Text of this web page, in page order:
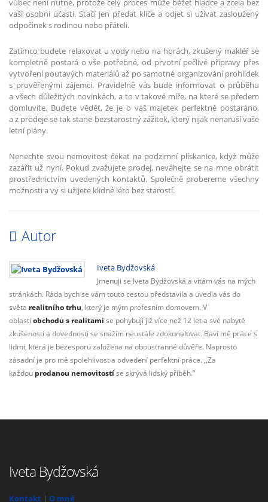
vůbec není nutné, protože celý proces může běžet hladce a zcela bez
vaší osobní účasti. Stačí jen předat klíče a odjet si užívat zasloužený
odpočinek s rodinou nebo přáteli.
Zatímco budete relaxovat u vody nebo na horách, zkušený makléř se
kompletně postará o vše potřebné, od prvotní pečlivé přípravy přes
vytvoření poutavých materiálů až po samotné organizování prohlídek
s prověřenými zájemci. Pravidelně vás bude informovat o průběhu
a všech důležitých novinkách, a to v takové míře, na které se předem
domluvíte. Budete vědět, že je o váš majetek perfektně postaráno,
a z prodeje se tak stane bezstarostný zážitek, který nijak nenaruší vaše
letní plány.
Nenechte svou nemovitost čekat na podzimní plískanice, když může
zazářit už nyní. Pokud zvažujete prodej, neváhejte se na mne obrátit
prostřednictvím uvedených kontaktů. Společně probereme všechny
možnosti a vy si užijete klidné léto bez starostí.
Autor
Iveta Bydžovská
Jmenuji se Iveta Bydžovská a vítám vás na mých
stránkách. Ráda bych se vám touto cestou představila a uvedla vás do
světa realitního trhu , který je mým profesním domovem. V
oblasti obchodu s realitami se pohybuji již více než 12 let a své nabyté
zkušenosti a dovednosti se snažím neustále zdokonalovat. Baví mě práce s
lidmi, která je bezesporu založena na oboustranné důvěře. Naprosto
zásadní je pro mě spolehlivost a odvedení perfektní práce. ,,Za
každou prodanou nemovitostí se skrývá lidský příběh.”
Iveta Bydžovská
Kontakt | O mně